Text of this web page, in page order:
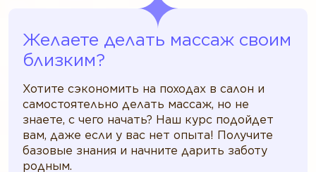
Желаете делать массаж своим
близким?
Хотите сэкономить на походах в салон и
самостоятельно делать массаж, но не
знаете, с чего начать? Наш курс подойдет
вам, даже если у вас нет опыта! Получите
базовые знания и начните дарить заботу
родным.